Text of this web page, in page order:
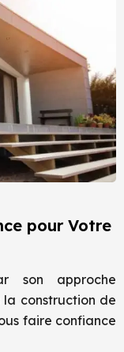
pour Votre
son approche
la construction de
faire confiance